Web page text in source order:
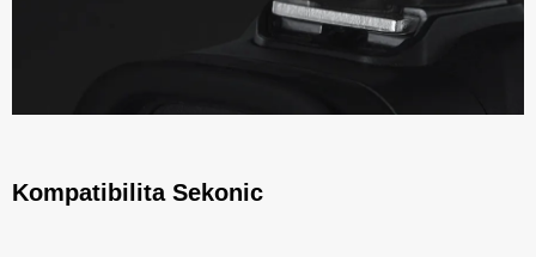
Kompatibilita Sekonic